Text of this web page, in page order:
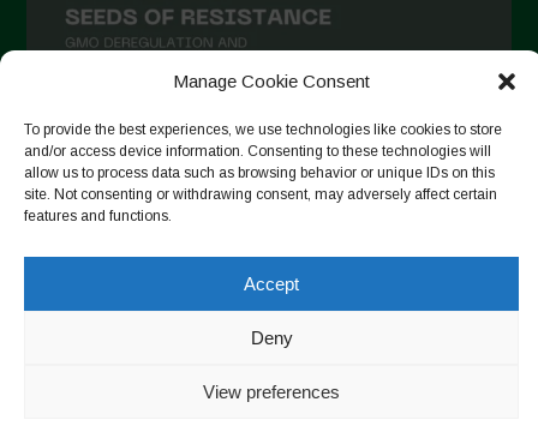
Manage Cookie Consent
To provide the best experiences, we use technologies like cookies to store
and/or access device information. Consenting to these technologies will
allow us to process data such as browsing behavior or unique IDs on this
site. Not consenting or withdrawing consent, may adversely affect certain
features and functions.
Accept
Deny
View preferences
October 2020
September 2020
July 2020
June 2020
May 2020
April 2020
Follow on Instagram
Copyright © 2026. All rights reserved.